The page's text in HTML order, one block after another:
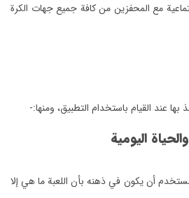
مع المحفزين من كافة جميع جهات الكرة
عند القيام باستخدام التطبيق، ومنها:-
اليومية
أن يكون في ذهنه بأن اللعبة ما هي إلا